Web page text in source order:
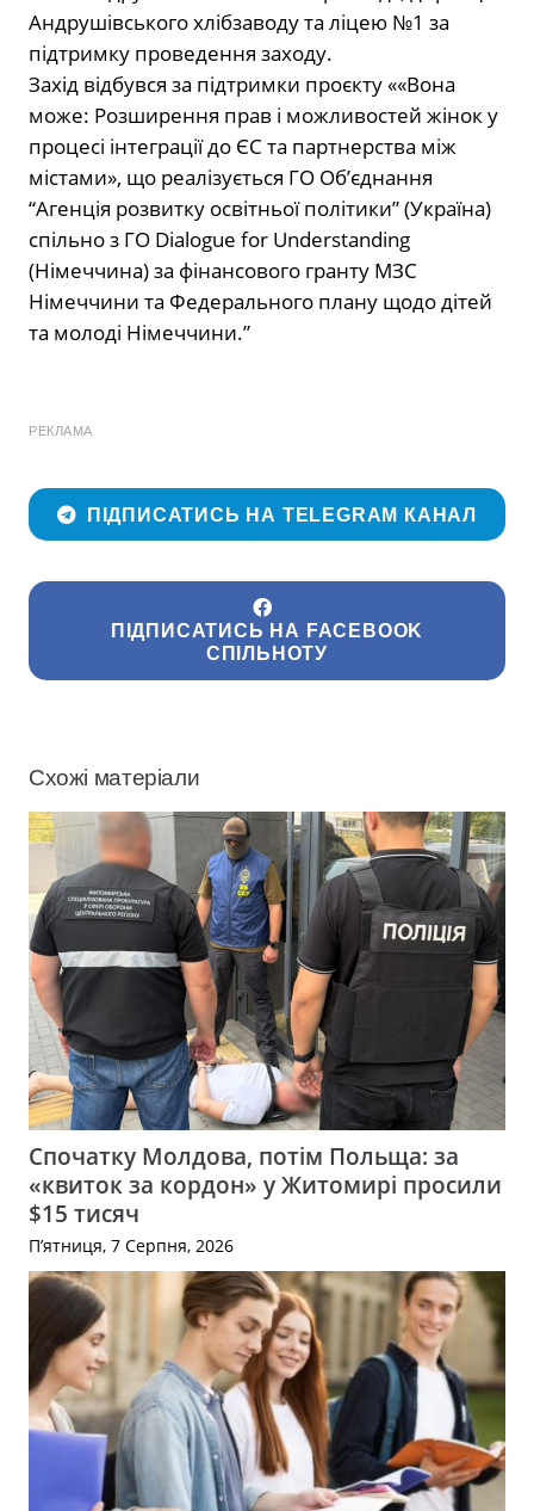
Андрушівського хлібзаводу та ліцею №1 за
підтримку проведення заходу.
Захід відбувся за підтримки проєкту ««Вона
може: Розширення прав і можливостей жінок у
процесі інтеграції до ЄС та партнерства між
містами», що реалізується ГО Об’єднання
“Агенція розвитку освітньої політики” (Україна)
спільно з ГО Dialogue for Understanding
(Німеччина) за фінансового гранту МЗС
Німеччини та Федерального плану щодо дітей
та молоді Німеччини.”
РЕКЛАМА
ПІДПИСАТИСЬ НА TELEGRAM КАНАЛ
ПІДПИСАТИСЬ НА FACEBOOK
СПІЛЬНОТУ
Схожі матеріали
Спочатку Молдова, потім Польща: за
«квиток за кордон» у Житомирі просили
$15 тисяч
П’ятниця, 7 Серпня, 2026